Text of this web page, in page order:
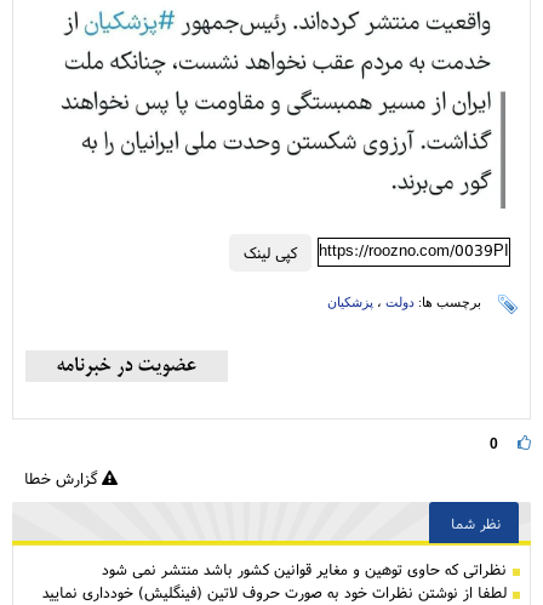
کپی لینک https://roozno.com/0039PI
برچسب ها: دولت ، پزشکیان
0
گزارش خطا
نظر شما
نظراتی كه حاوی توهین و مغایر قوانین کشور باشد منتشر نمی شود
لطفا از نوشتن نظرات خود به صورت حروف لاتین (فینگلیش) خودداری نمایید